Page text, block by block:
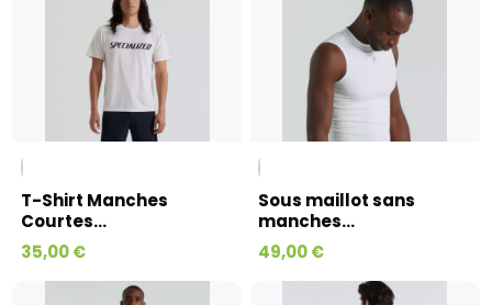
T-Shirt Manches
Courtes...
35,00 €
Sous maillot sans
manches...
49,00 €